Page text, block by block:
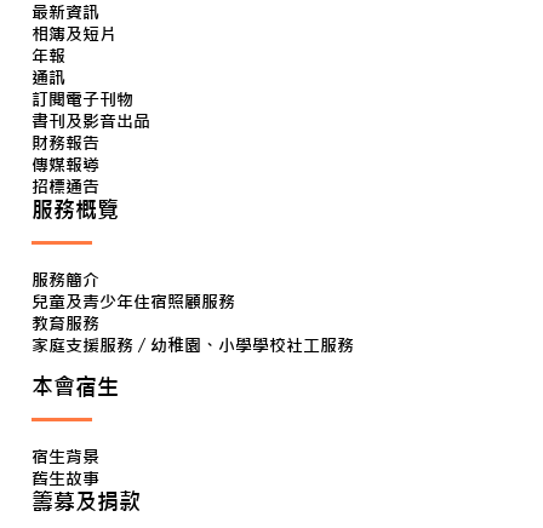
最新資訊
相簿及短片
年報
通訊
訂閱電子刊物
書刊及影音出品
財務報告
傳媒報導
招標通告
服務概覽
服務簡介
兒童及青少年住宿照顧服務
教育服務
家庭支援服務 / 幼稚園、小學學校社工服務
本會宿生
宿生背景
舊生故事
籌募及捐款